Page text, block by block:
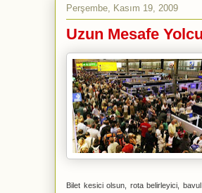
Perşembe, Kasım 19, 2009
Uzun Mesafe
Bilet kesici olsun, rota belirleyici, bavul